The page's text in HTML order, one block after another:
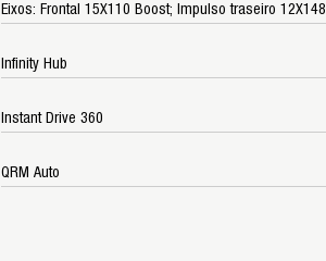
Eixos: Frontal 15X110 Boost; Impulso traseiro 12X148
Infinity Hub
Instant Drive 360
QRM Auto